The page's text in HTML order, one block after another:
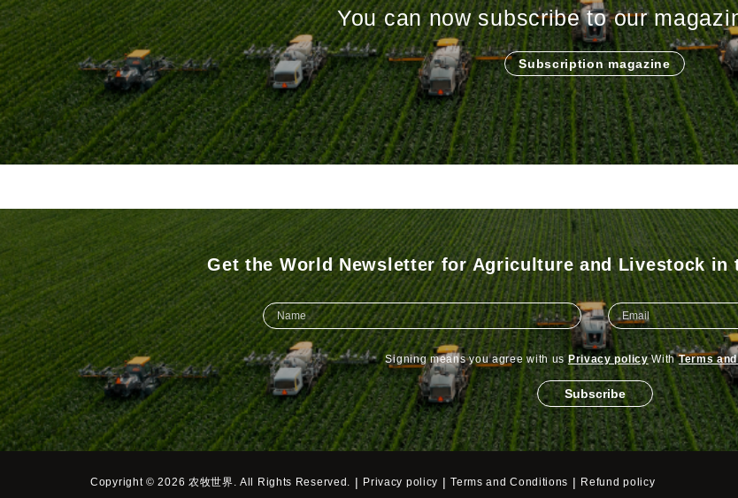
You can now subscribe to our
Subscription magazine
Get the World Newsletter for Agriculture and Livestock in
Signing means you agree with us Privacy policyWithTerms
Subscribe
Copyright © 2026 农牧世界. All Rights Reserved. | Privacy policy |Terms and Conditions | Refund policy